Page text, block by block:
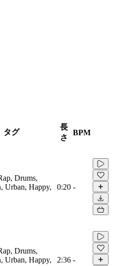
タグ
長
さ
BPM
Drums,
Urban, Happy,
0:20 -
Drums,
Urban, Happy,
2:36 -